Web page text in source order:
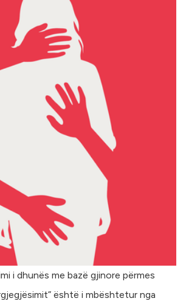
i dhunës me bazë gjinore përmes
është i mbështetur nga